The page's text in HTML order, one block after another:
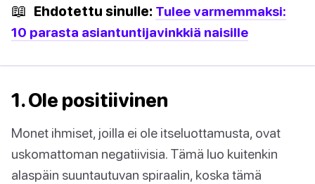
📖 Ehdotettu sinulle: Tulee varmemmaksi:
10 parasta asiantuntijavinkkiä naisille
1. Ole positiivinen
Monet ihmiset, joilla ei ole itseluottamusta, ovat
uskomattoman negatiivisia. Tämä luo kuitenkin
alaspäin suuntautuvan spiraalin, koska tämä